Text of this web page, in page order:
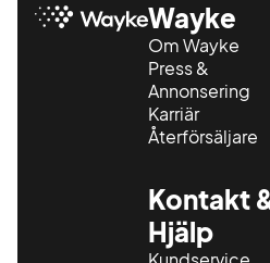
Wayke
Om Wayke
Press &
Annonsering
Karriär
Återförsäljare
Kontakt
Hjälp